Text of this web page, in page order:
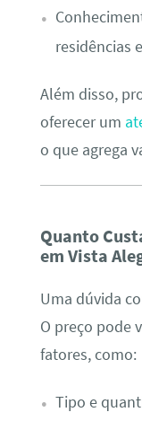
residências
Além disso,
oferecer um
o que agrega
Quanto
em Vista
Uma dúvida
O preço pode
fatores, como:
Tipo e